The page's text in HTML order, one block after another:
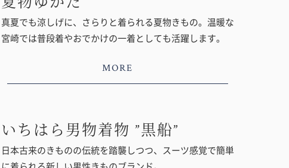
真夏でも涼しげに、さらりと着られる夏物きもの。温暖な
宮崎では普段着やおでかけの一着としても活躍します。
MORE
いちはら男物着物 ”黒船”
日本古来のきものの伝統を踏襲しつつ、スーツ感覚で簡単